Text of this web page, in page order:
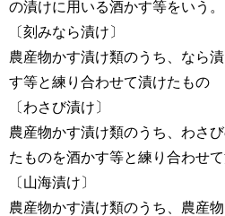
の漬けに用いる酒かす等をいう
〔刻みなら漬け〕
農産物かす漬け類のうち、なら
す等と練り合わせて漬けたもの
〔わさび漬け〕
農産物かす漬け類のうち、わさ
たものを酒かす等と練り合わせ
〔山海漬け〕
農産物かす漬け類のうち、農産